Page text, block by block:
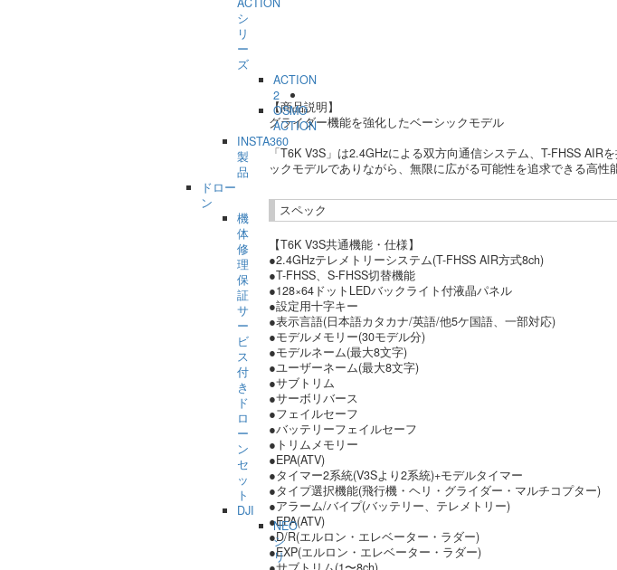
【商品説明】
グライダー機能を強化したベーシックモデル
「T6K V3S」は2.4GHzによる双方向通信システム、T-FHSS
ックモデルでありながら、無限に広がる可能性を追求できる高性
スペック
【T6K V3S共通機能・仕様】
●2.4GHzテレメトリーシステム(T-FHSS AIR方式8ch)
●T-FHSS、S-FHSS切替機能
●128×64ドットLEDバックライト付液晶パネル
●設定用十字キー
●表示言語(日本語カタカナ/英語/他5ケ国語、一部対応)
●モデルメモリー(30モデル分)
●モデルネーム(最大8文字)
●ユーザーネーム(最大8文字)
●サブトリム
●サーボリバース
●フェイルセーフ
●バッテリーフェイルセーフ
●トリムメモリー
●EPA(ATV)
●タイマー2系統(V3Sより2系統)+モデルタイマー
●タイプ選択機能(飛行機・ヘリ・グライダー・マルチコプター)
●アラーム/バイプ(バッテリー、テレメトリー)
●EPA(ATV)
●D/R(エルロン・エレベーター・ラダー)
●EXP(エルロン・エレベーター・ラダー)
シ
リ
ー
ズ
ACTION
2
OSMO
ACTION
INSTA360
製
品
ドロー
ン
機
体
修
理
保
証
サ
ー
ビ
ス
付
き
ド
ロ
ー
ン
セ
ッ
ト
DJI
NEO
シ
リ